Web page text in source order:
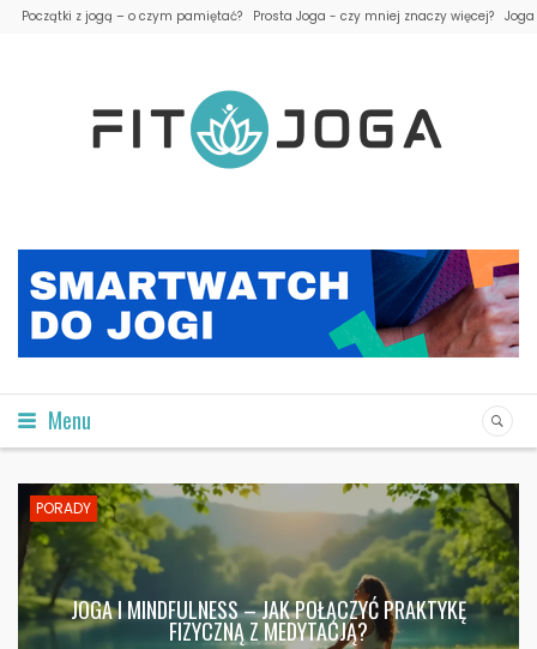
Początki z jogą – o czym pamiętać? Prosta Joga - czy mniej znaczy więcej? Joga
Menu
PORADY
JOGA I MINDFULNESS – JAK POŁĄCZYĆ PRAKTYKĘ
FIZYCZNĄ Z MEDYTACJĄ?